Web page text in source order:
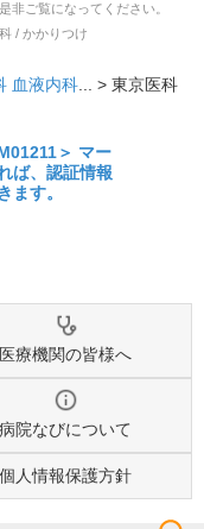
非ご覧になってください。
/ かかりつけ
血液内科... > 東京医科
医療機関の皆様へ
病院なびについて
個人情報保護方針